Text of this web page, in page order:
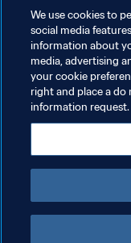
POLITIQUE DE
CONDITIONS
GÉRER VOS
Copyright © 1994 - 2026 FIFA.
We use cookies to
social media
information about
media, advertising
your cookie
right and place a do
information request.